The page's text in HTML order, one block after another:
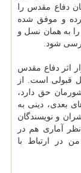
دفاع مقدس را
و موفق شده
به همان نسل و
شود.
کرد: طبق آمار تا کنون بین ۲۰ تا ۲۲ هزار اثر دفاع مقدس
قبولی است. از
حق دارد،
بعدی، دینی به
و نویسندگان
آماری هم در
در ارتباط با